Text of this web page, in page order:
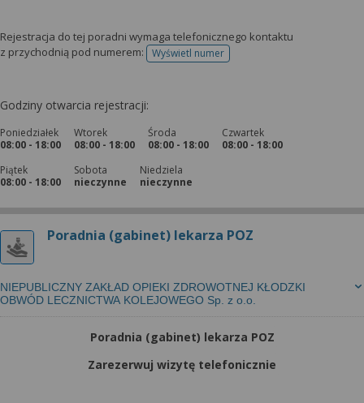
Rejestracja do tej poradni wymaga telefonicznego kontaktu
z przychodnią pod numerem:
Wyświetl numertelefonu do rejestracji
Godziny otwarcia rejestracji:
Poniedziałek
08:00 - 18:00
Wtorek
08:00 - 18:00
Środa
08:00 - 18:00
Czwartek
08:00 - 18:00
Piątek
08:00 - 18:00
Sobota
nieczynne
Niedziela
nieczynne
Poradnia (gabinet) lekarza POZ
NIEPUBLICZNY ZAKŁAD OPIEKI ZDROWOTNEJ KŁODZKI
OBWÓD LECZNICTWA KOLEJOWEGO Sp. z o.o.
Poradnia (gabinet) lekarza POZ
Zarezerwuj wizytę telefonicznie